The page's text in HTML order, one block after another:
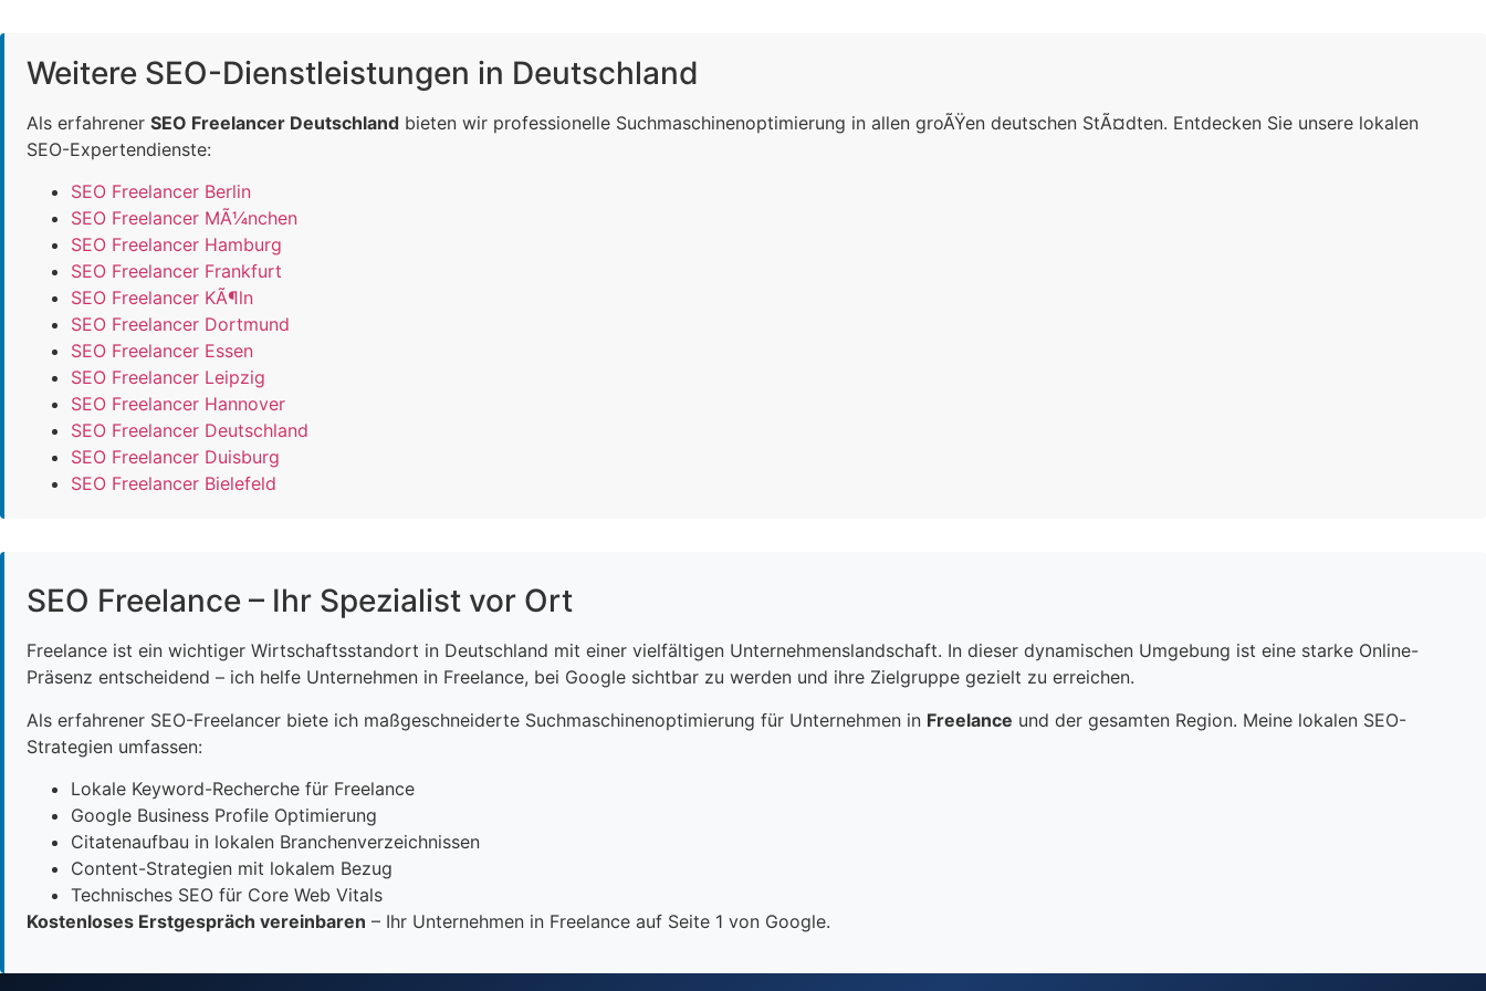
Weitere SEO-Dienstleistungen in Deutschland
Als erfahrener SEO Freelancer Deutschland bieten wir professionelle Suchmaschinenoptimierung in allen groÃŸen deutschen StÃ¤dten. Entdecken Sie unsere lokalen
SEO-Expertendienste:
SEO Freelancer Berlin
SEO Freelancer MÃ¼nchen
SEO Freelancer Hamburg
SEO Freelancer Frankfurt
SEO Freelancer KÃ¶ln
SEO Freelancer Dortmund
SEO Freelancer Essen
SEO Freelancer Leipzig
SEO Freelancer Hannover
SEO Freelancer Deutschland
SEO Freelancer Duisburg
SEO Freelancer Bielefeld
SEO Freelance – Ihr Spezialist vor Ort
Freelance ist ein wichtiger Wirtschaftsstandort in Deutschland mit einer vielfältigen Unternehmenslandschaft. In dieser dynamischen Umgebung ist eine starke Online-
Präsenz entscheidend – ich helfe Unternehmen in Freelance, bei Google sichtbar zu werden und ihre Zielgruppe gezielt zu erreichen.
Als erfahrener SEO-Freelancer biete ich maßgeschneiderte Suchmaschinenoptimierung für Unternehmen in Freelance und der gesamten Region. Meine lokalen SEO-
Strategien umfassen:
Lokale Keyword-Recherche für Freelance
Google Business Profile Optimierung
Citatenaufbau in lokalen Branchenverzeichnissen
Content-Strategien mit lokalem Bezug
Technisches SEO für Core Web Vitals
Kostenloses Erstgespräch vereinbaren – Ihr Unternehmen in Freelance auf Seite 1 von Google.